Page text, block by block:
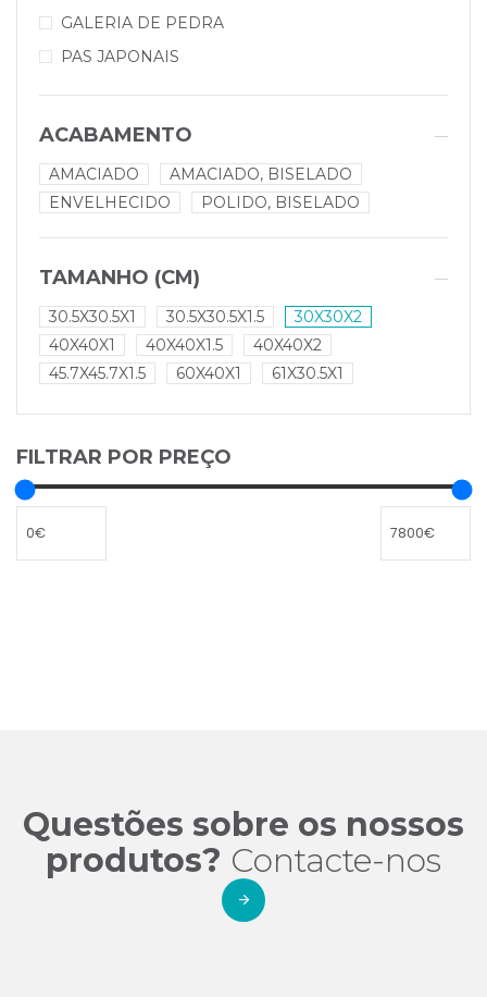
GALERIA DE PEDRA
PAS JAPONAIS
ACABAMENTO
AMACIADO
AMACIADO, BISELADO
ENVELHECIDO
POLIDO, BISELADO
TAMANHO (CM)
30.5X30.5X1 30.5X30.5X1.5
30X30X2
40X40X1
40X40X1.5
40X40X2
45.7X45.7X1.5
60X40X1 61X30.5X1
FILTRAR POR PREÇO
Questões sobre os nossos
produtos? Contacte-nos